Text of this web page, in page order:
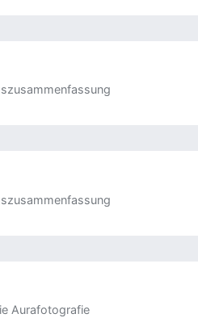
Aurafotografie